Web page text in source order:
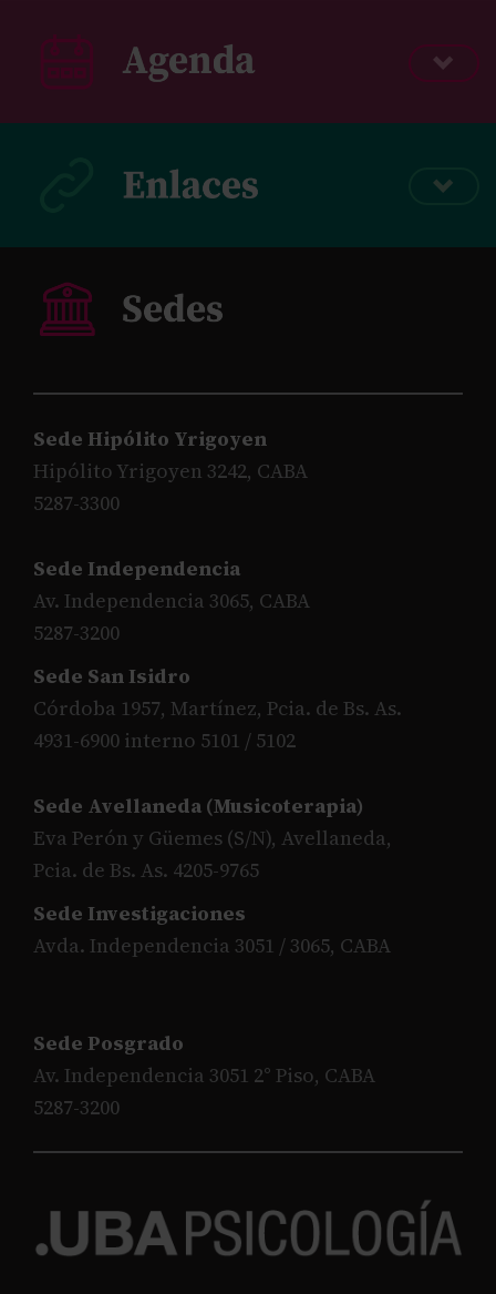
Sede Hipólito Yrigoyen
Hipólito Yrigoyen 3242, CABA
5287-3300
Sede Independencia
Av. Independencia 3065, CABA
5287-3200
Sede San Isidro
Córdoba 1957, Martínez, Pcia. de Bs. As.
4931-6900 interno 5101 / 5102
Sede Avellaneda (Musicoterapia)
Eva Perón y Güemes (S/N), Avellaneda,
Pcia. de Bs. As. 4205-9765
Sede Investigaciones
Avda. Independencia 3051 / 3065, CABA
Sede Posgrado
Av. Independencia 3051 2° Piso, CABA
5287-3200